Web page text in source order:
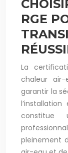
RGE
La
chaleur
garantir la
pleinement